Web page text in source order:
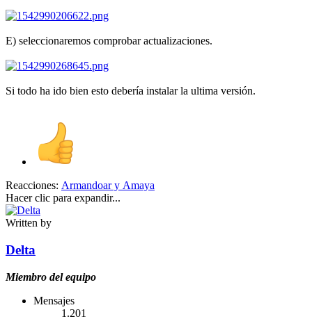
E) seleccionaremos comprobar actualizaciones.
Si todo ha ido bien esto debería instalar la ultima versión.
Reacciones: Armandoary Amaya
Hacer clic para expandir...
Written by
Delta
Miembro del equipo
Mensajes
1.201